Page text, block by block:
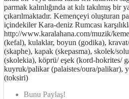
parmak kalınlığında at kılı takılmış bir
çıkarılmaktadır. Kemençeyi oluşturan
içindekiler Kara-deniz Rumcası
http://www.karalahana.com/muzik/
(kefal), kulaklar, boyun (godika),
(skaphe), kapak (skepasma), skolek/
(skolekia), köprü/ eşek (kord-hokrites/
kuyruk/palikar (palaistes/oura/palikar),
(toksiri)
Bunu Paylaş!